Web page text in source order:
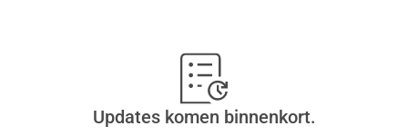
Updates komen binnenkort.